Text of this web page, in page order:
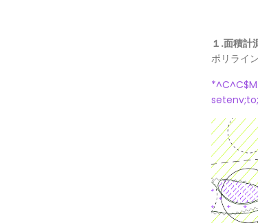
１.面積計
ポリライ